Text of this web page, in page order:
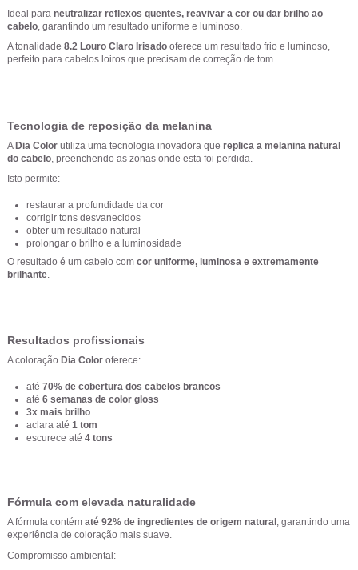
Ideal para neutralizar reflexos quentes, reavivar a cor ou dar brilho ao
cabelo, garantindo um resultado uniforme e luminoso.
A tonalidade 8.2 Louro Claro Irisado oferece um resultado frio e luminoso,
perfeito para cabelos loiros que precisam de correção de tom.
Tecnologia de reposição da melanina
ADia Color utiliza uma tecnologia inovadora que replica a melanina natural
do cabelo , preenchendo as zonas onde esta foi perdida.
Isto permite:
restaurar a profundidade da cor
corrigir tons desvanecidos
obter um resultado natural
prolongar o brilho e a luminosidade
O resultado é um cabelo com cor uniforme, luminosa e extremamente
brilhante.
Resultados profissionais
A coloração Dia Color oferece:
até 70% de cobertura dos cabelos brancos
até 6 semanas de color gloss
3x mais brilho
aclara até 1 tom
escurece até 4 tons
Fórmula com elevada naturalidade
A fórmula contém até 92% de ingredientes de origem natural , garantindo uma
experiência de coloração mais suave.
Compromisso ambiental: